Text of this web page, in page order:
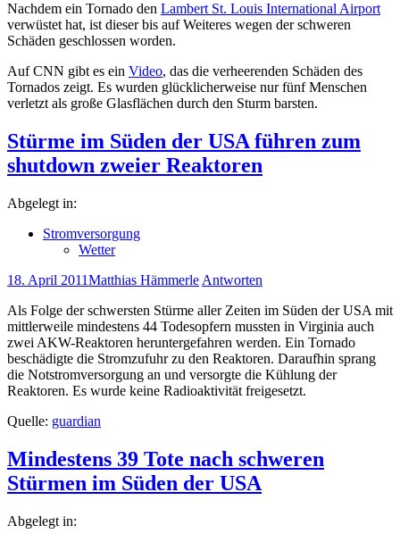
Nachdem ein Tornado den Lambert St. Louis International Airport
verwüstet hat, ist dieser bis auf Weiteres wegen der schweren
Schäden geschlossen worden.
Auf CNN gibt es ein Video, das die verheerenden Schäden des
Tornados zeigt. Es wurden glücklicherweise nur fünf Menschen
verletzt als große Glasflächen durch den Sturm barsten.
Stürme im Süden der USA führen zum
shutdown zweier Reaktoren
Abgelegt in:
Stromversorgung
Wetter
18. April 2011Matthias Hämmerle Antworten
Als Folge der schwersten Stürme aller Zeiten im Süden der USA mit
mittlerweile mindestens 44 Todesopfern mussten in Virginia auch
zwei AKW-Reaktoren heruntergefahren werden. Ein Tornado
beschädigte die Stromzufuhr zu den Reaktoren. Daraufhin sprang
die Notstromversorgung an und versorgte die Kühlung der
Reaktoren. Es wurde keine Radioaktivität freigesetzt.
Quelle: guardian
Mindestens 39 Tote nach schweren
Stürmen im Süden der USA
Abgelegt in: